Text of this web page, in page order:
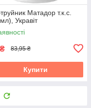
Матадор т.к.с.
Укравіт
₴ 83,95 ₴
Купити